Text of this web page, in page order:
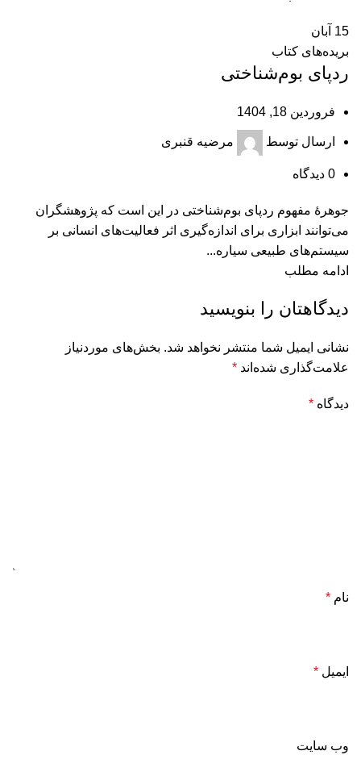
15 آبان
بریده‌های کتاب
ردپای بوم‌شناختی
فروردین 18, 1404
ارسال توسط مرضیه قنبری
0 دیدگاه
جوهرۀ مفهوم ردپای بوم‌شناختی در این است که پژوهشگران
می‌توانند ابزاری برای اندازه‌گیری اثر فعالیت‌های انسانی بر
سیستم‌های طبیعی سیاره...
ادامه مطلب
دیدگاهتان را بنویسید
نشانی ایمیل شما منتشر نخواهد شد. بخش‌های موردنیاز
علامت‌گذاری شده‌اند *
دیدگاه *
نام *
ایمیل *
وب‌ سایت